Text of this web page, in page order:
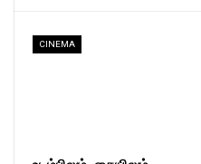
CINEMA